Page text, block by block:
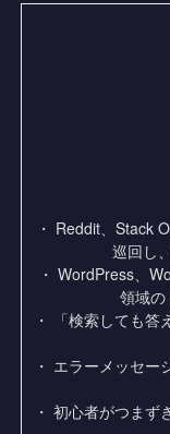
・ Reddit、Stack
巡回し
・ WordPress、
領域の
・ 「検索しても答
・ エラーメッセ
・ 初心者がつま